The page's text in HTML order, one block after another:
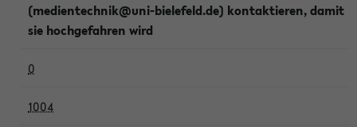
(medientechnik@uni-bielefeld.de) kontaktieren, damit
sie hochgefahren wird
0
1004